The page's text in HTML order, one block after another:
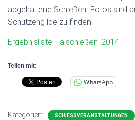
abgehaltene Schießen. Fotos sind
Schützengilde zu finden.
Ergebnisliste_Talschießen_2014
Teilen mit:
WhatsApp
Kategorien: SCHIESSVERANSTALTUNGEN